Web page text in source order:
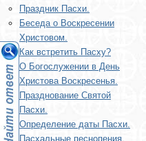
Праздник Пасхи.
Беседа о Воскресении
Христовом.
Как встретить Пасху?
О Богослужении в День
Христова Воскресенья.
Празднование Святой
Пасхи.
Определение даты Пасхи.
Пасхальные песнопения.